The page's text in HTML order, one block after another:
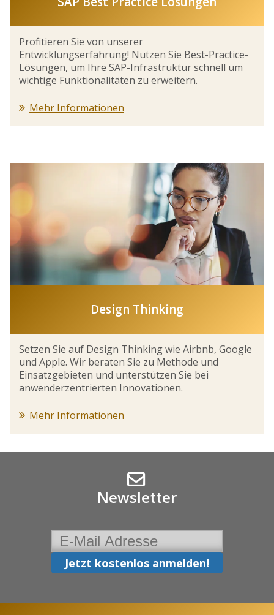
Profitieren Sie von unserer
Entwicklungserfahrung! Nutzen Sie Best-Practice-
Lösungen, um Ihre SAP-Infrastruktur schnell um
wichtige Funktionalitäten zu erweitern.
Mehr Informationen
Design Thinking
Setzen Sie auf Design Thinking wie Airbnb, Google
und Apple. Wir beraten Sie zu Methode und
Einsatzgebieten und unterstützen Sie bei
anwenderzentrierten Innovationen.
Mehr Informationen
Newsletter